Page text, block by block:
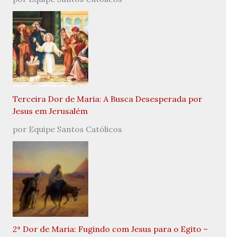
Terceira Dor de Maria: A Busca Desesperada por
Jesus em Jerusalém
por Equipe Santos Católicos
2ª Dor de Maria: Fugindo com Jesus para o Egito –